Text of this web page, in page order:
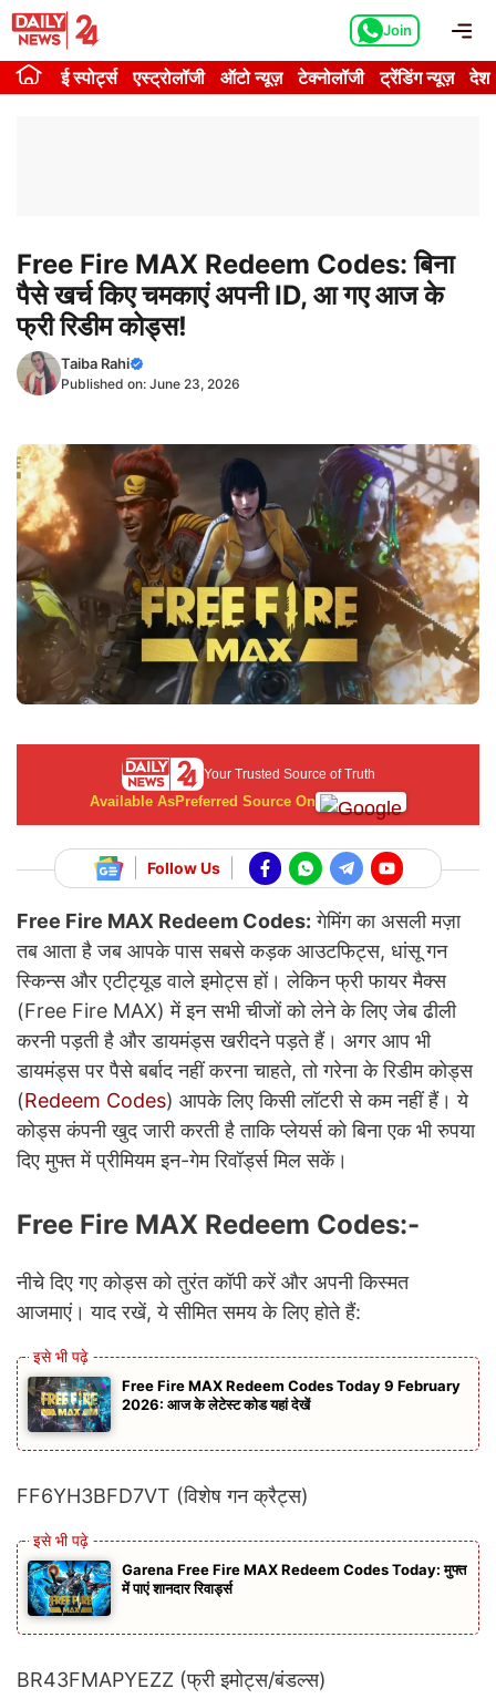
Skip
content
Join
ई स्पोर्ट्स एस्ट्रोलॉजी ऑटो न्यूज़ टेक्नोलॉजी ट्रेंडिंग न्यूज़ देश
Free Fire MAX Redeem Codes: बिना
पैसे खर्च किए चमकाएं अपनी ID, आ गए आज के
फ्री रिडीम कोड्स!
Taiba Rahi
Published on: June 23, 2026
Your Trusted Source of Truth
Available AsPreferred Source On
Follow Us
Free Fire MAX Redeem Codes: गेमिंग का असली मज़ा
तब आता है जब आपके पास सबसे कड़क आउटफिट्स, धांसू गन
स्किन्स और एटीट्यूड वाले इमोट्स हों। लेकिन फ्री फायर मैक्स
(Free Fire MAX) में इन सभी चीजों को लेने के लिए जेब ढीली
करनी पड़ती है और डायमंड्स खरीदने पड़ते हैं। अगर आप भी
डायमंड्स पर पैसे बर्बाद नहीं करना चाहते, तो गरेना के रिडीम कोड्स
(Redeem Codes) आपके लिए किसी लॉटरी से कम नहीं हैं। ये
कोड्स कंपनी खुद जारी करती है ताकि प्लेयर्स को बिना एक भी रुपया
दिए मुफ्त में प्रीमियम इन-गेम रिवॉर्ड्स मिल सकें।
Free Fire MAX Redeem Codes:-
नीचे दिए गए कोड्स को तुरंत कॉपी करें और अपनी किस्मत
आजमाएं। याद रखें, ये सीमित समय के लिए होते हैं:
Free Fire MAX Redeem Codes Today 9 February
2026: आज के लेटेस्ट कोड यहां देखें
FF6YH3BFD7VT (विशेष गन क्रैट्स)
Garena Free Fire MAX Redeem Codes Today: मुफ्त
में पाएं शानदार रिवार्ड्स
BR43FMAPYEZZ (फ्री इमोट्स/बंडल्स)